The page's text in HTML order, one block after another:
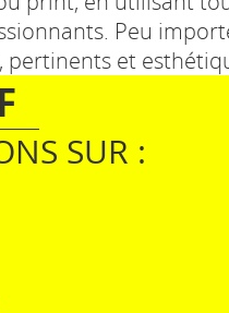
Peu
pertinents et
SUR :